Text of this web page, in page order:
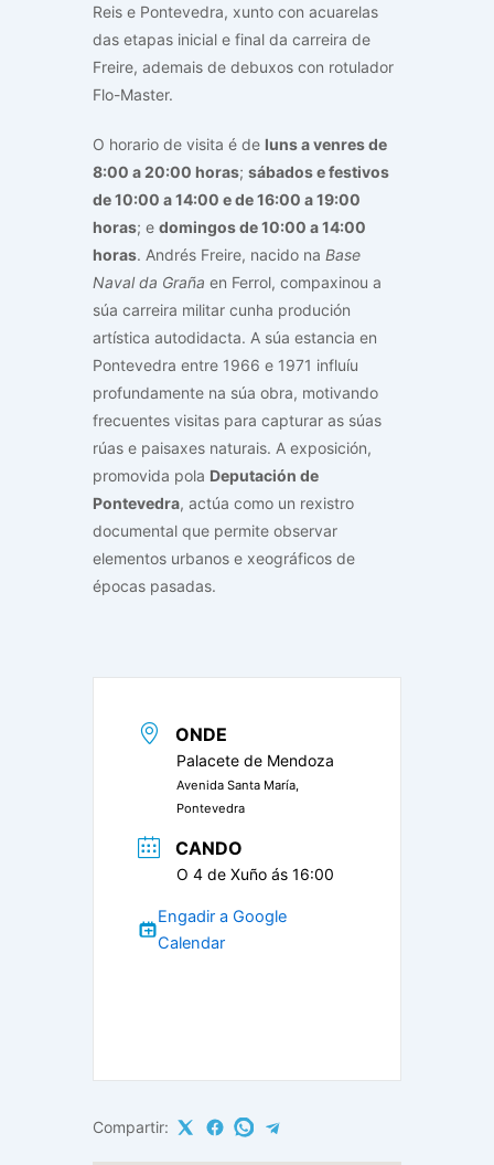
Reis e Pontevedra, xunto con acuarelas
das etapas inicial e final da carreira de
Freire, ademais de debuxos con rotulador
Flo-Master.
O horario de visita é de luns a venres de
8:00 a 20:00 horas; sábados e festivos
de 10:00 a 14:00 e de 16:00 a 19:00
horas; e domingos de 10:00 a 14:00
horas. Andrés Freire, nacido na Base
Naval da Graña en Ferrol, compaxinou a
súa carreira militar cunha produción
artística autodidacta. A súa estancia en
Pontevedra entre 1966 e 1971 influíu
profundamente na súa obra, motivando
frecuentes visitas para capturar as súas
rúas e paisaxes naturais. A exposición,
promovida pola Deputación de
Pontevedra, actúa como un rexistro
documental que permite observar
elementos urbanos e xeográficos de
épocas pasadas.
ONDE
Palacete de Mendoza
Avenida Santa María,
Pontevedra
CANDO
O 4 de Xuño ás 16:00
Engadir a Google
Calendar
Compartir: